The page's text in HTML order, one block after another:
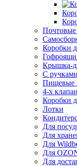
Почтовые
Коробки
Крышка-
С ручками
Пищевые
4-х
Коробки
Лотки
Для
Для
Для
Для
Для